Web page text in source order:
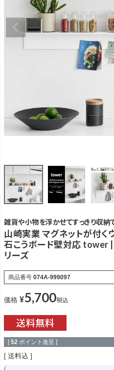
雑貨や小物を浮かせてすっきり収納
山崎実業 マグネットが付く
石こうボード壁対応 tower |
リーズ
商品番号 074A-999097
価格 ¥5,700税込
[ 52 ポイント進呈 ]
送料込